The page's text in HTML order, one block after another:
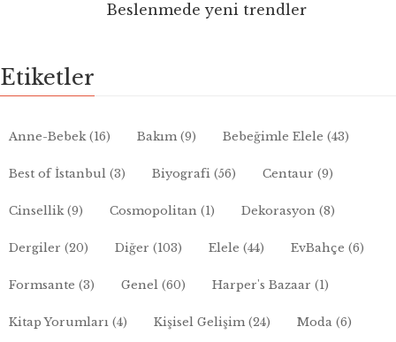
Beslenmede yeni trendler
Etiketler
Anne-Bebek(16) Bakım(9) Bebeğimle Elele (43)
Best of İstanbul (3) Biyografi (56) Centaur (9)
Cinsellik(9) Cosmopolitan (1) Dekorasyon (8)
Dergiler (20) Diğer (103) Elele (44) EvBahçe (6)
Formsante (3) Genel (60) Harper's Bazaar (1)
Kitap Yorumları (4) Kişisel Gelişim(24) Moda (6)